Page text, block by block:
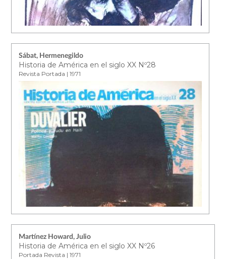
Sábat, Hermenegildo
Historia de América en el siglo XX Nº28
Revista Portada | 1971
Martínez Howard, Julio
Historia de América en el siglo XX Nº26
Portada Revista | 1971